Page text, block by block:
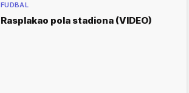
FUDBAL
Rasplakao pola stadiona (VIDEO)